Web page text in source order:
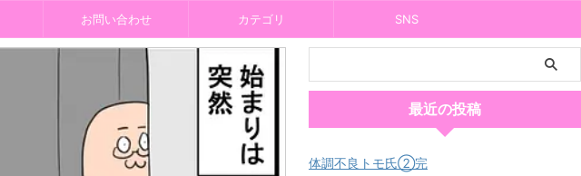
お問い合わせ カテゴリ SNS
最近の投稿
体調不良トモ氏②完